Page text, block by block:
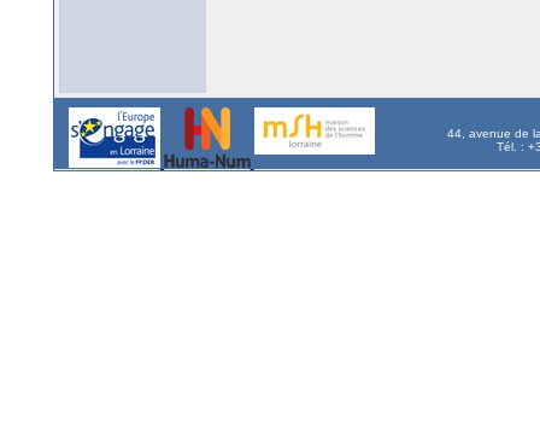
44, avenue de
Tél. :